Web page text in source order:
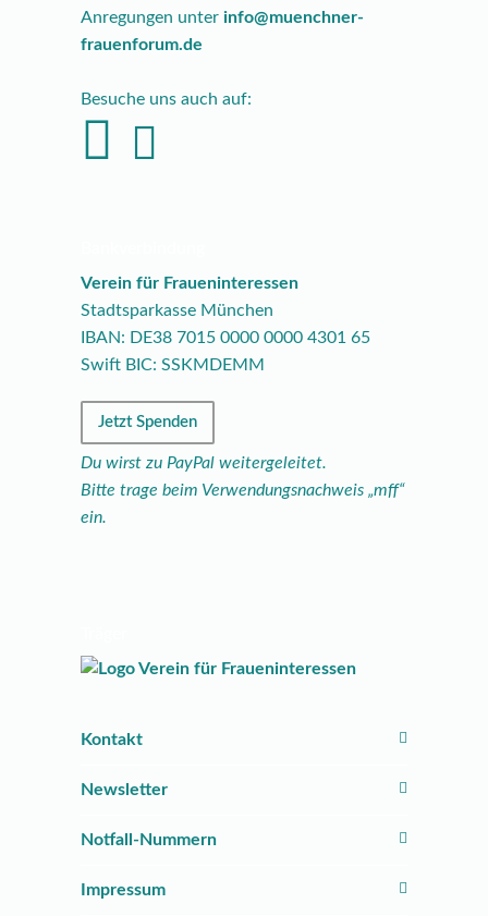
Anregungen unter info@muenchner-
frauenforum.de
Besuche uns auch auf:
Verein für Fraueninteressen
Stadtsparkasse München
IBAN: DE38 7015 0000 0000 4301 65
Swift BIC: SSKMDEMM
Jetzt Spenden
Du wirst zu PayPal weitergeleitet.
Bitte trage beim Verwendungsnachweis „mff“
ein.
Kontakt
Newsletter
Notfall-Nummern
Impressum